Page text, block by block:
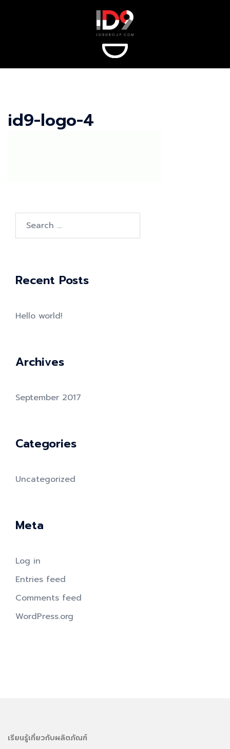
id9-logo-4
for:
Recent Posts
Hello world!
Archives
September 2017
Categories
Uncategorized
Meta
Log in
Entries feed
Comments feed
WordPress.org
เรียนรู้เกี่ยวกับผลิตภัณฑ์